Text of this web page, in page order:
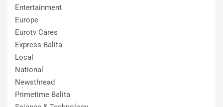
Entertainment
Europe
Eurotv Cares
Express Balita
Local
National
Newsthread
Primetime Balita